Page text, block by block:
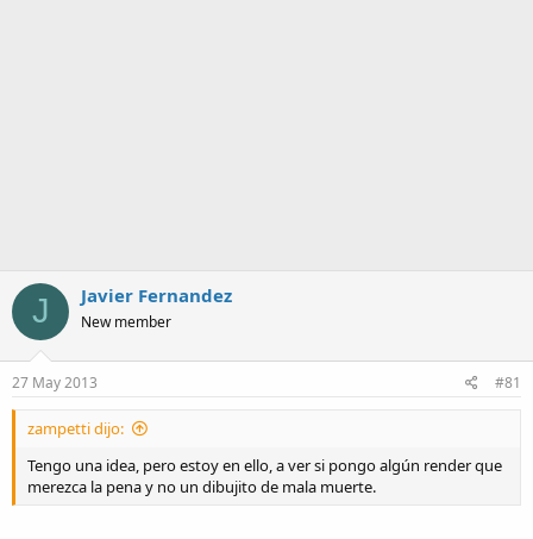
J Javier Fernandez
New member
27 May 2013 #81
zampetti dijo:
Tengo una idea, pero estoy en ello, a ver si pongo algún render que
merezca la pena y no un dibujito de mala muerte.